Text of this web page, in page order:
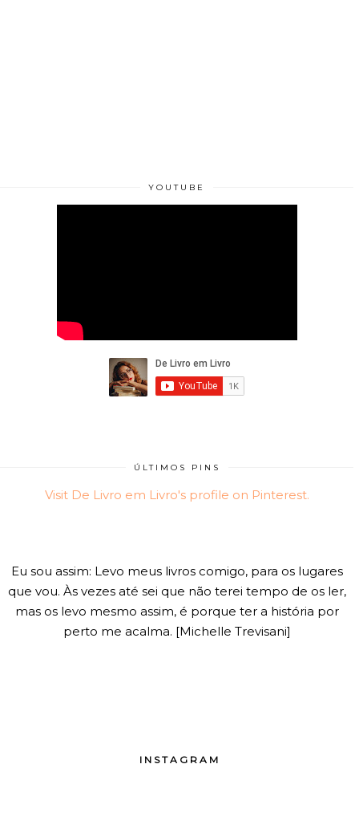
YOUTUBE
ÚLTIMOS PINS
Visit De Livro em Livro's profile on Pinterest.
Eu sou assim: Levo meus livros comigo, para os lugares
que vou. Às vezes até sei que não terei tempo de os ler,
mas os levo mesmo assim, é porque ter a história por
perto me acalma. [Michelle Trevisani]
INSTAGRAM